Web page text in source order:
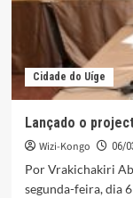
Cidade do Uíge
Lançado o
Wizi-Kongo 06/
Por Vrakichakiri
segunda-feira, dia